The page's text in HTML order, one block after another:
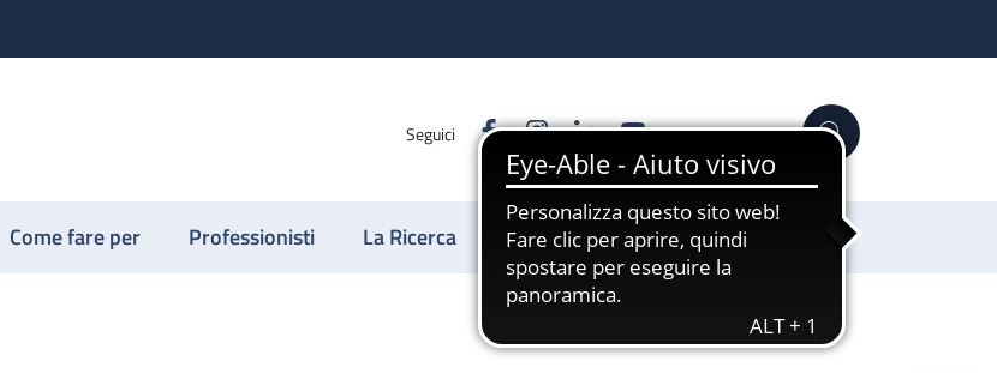
Seguici FacebookInstagram
LinkedinYouTube Cerca
Come fare per Professionisti La Ricerca Sostienici